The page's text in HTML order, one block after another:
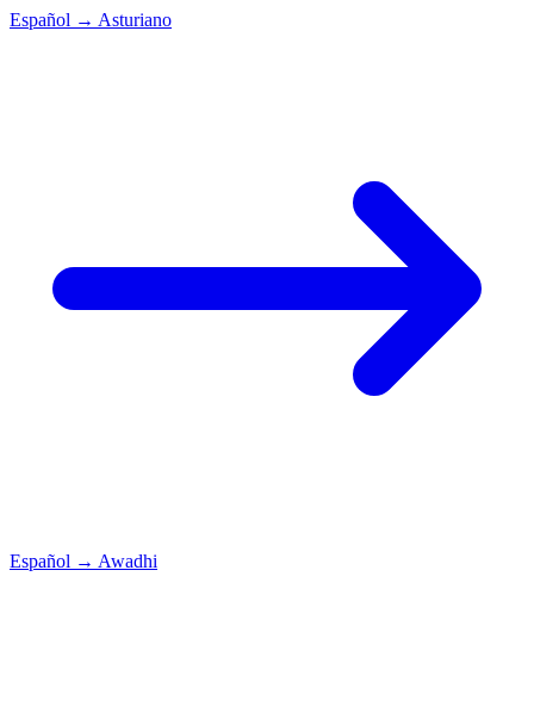
Español → Asturiano
Español → Awadhi